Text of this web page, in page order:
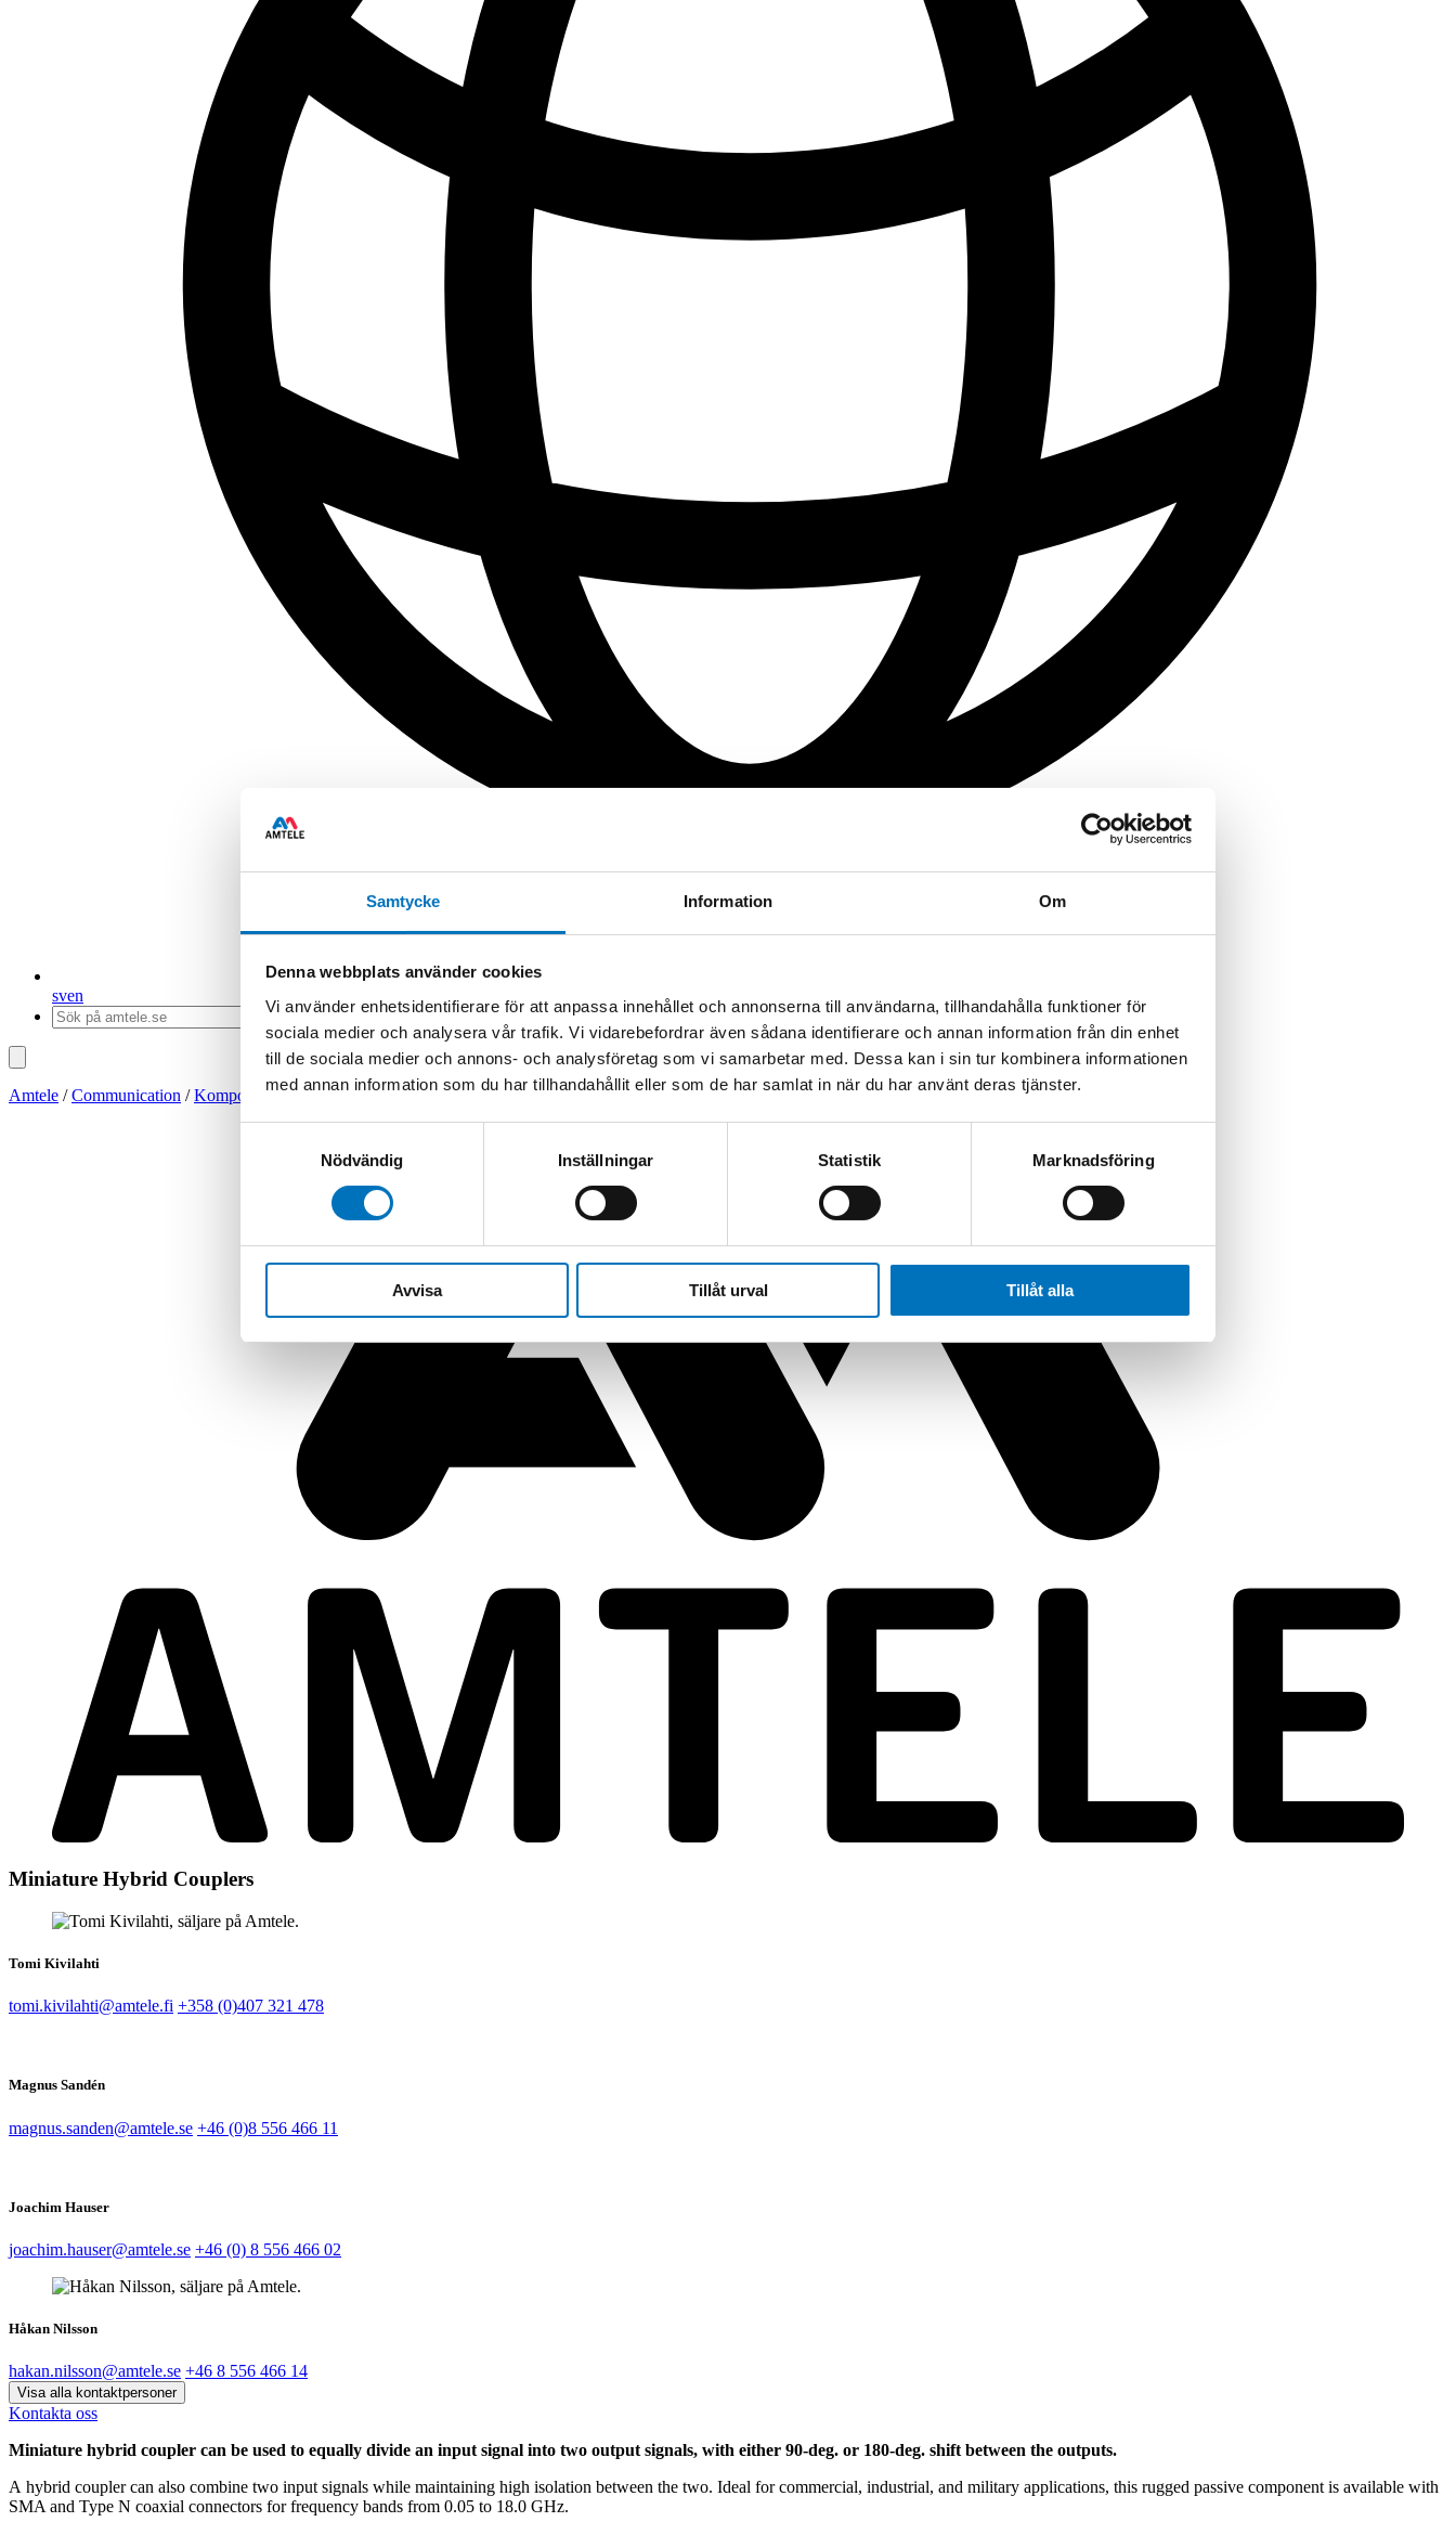
Samtycke Information Om
Denna webbplats använder cookies
Vi använder enhetsidentifierare för att anpassa innehållet och annonserna till användarna, tillhandahålla funktioner för
sociala medier och analysera vår trafik. Vi vidarebefordrar även sådana identifierare och annan information från din enhet
till de sociala medier och annons- och analysföretag som vi samarbetar med. Dessa kan i sin tur kombinera informationen
med annan information som du har tillhandahållit eller som de har samlat in när du har använt deras tjänster.
Nödvändig
Inställningar Statistik Marknadsföring
Avvisa Tillåt urval Tillåt alla
sven
Amtele /Communication /Komponenter/ Waveguide/Riktkopplare, effektdelare & OMT /Miniature Hybrid Couplers
Miniature Hybrid Couplers
Tomi Kivilahti
tomi.kivilahti@amtele.fi +358 (0)407 321 478
Magnus Sandén
magnus.sanden@amtele.se +46 (0)8 556 466 11
Joachim Hauser
joachim.hauser@amtele.se +46 (0) 8 556 466 02
Håkan Nilsson
hakan.nilsson@amtele.se +46 8 556 466 14
Visa alla kontaktpersoner
Kontakta oss
Miniature hybrid coupler can be used to equally divide an input signal into two output signals, with either 90-deg. or 180-deg. shift between the outputs.
A hybrid coupler can also combine two input signals while maintaining high isolation between the two. Ideal for commercial, industrial, and military applications, this rugged passive component is available with
SMA and Type N coaxial connectors for frequency bands from 0.05 to 18.0 GHz.